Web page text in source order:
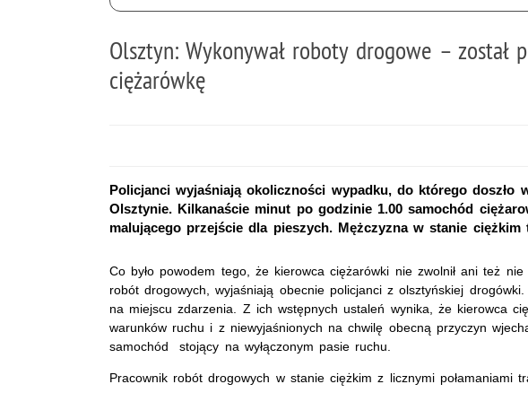
Olsztyn: Wykonywał roboty drogowe – został
ciężarówkę
Policjanci wyjaśniają okoliczności wypadku, do którego doszło
Olsztynie. Kilkanaście minut po godzinie 1.00 samochód
malującego przejście dla pieszych. Mężczyzna w stanie ciężkim
Co było powodem tego, że kierowca ciężarówki nie zwolnił ani też nie
robót drogowych, wyjaśniają obecnie policjanci z olsztyńskiej
na miejscu zdarzenia. Z ich wstępnych ustaleń wynika, że kierowca
warunków ruchu i z niewyjaśnionych na chwilę obecną przyczyn
samochód stojący na wyłączonym pasie ruchu.
Pracownik robót drogowych w stanie ciężkim z licznymi połamaniami